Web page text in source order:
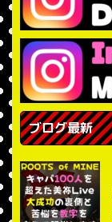
ブログ最新